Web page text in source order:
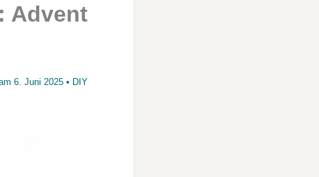
Advent
6. Juni 2025• DIY